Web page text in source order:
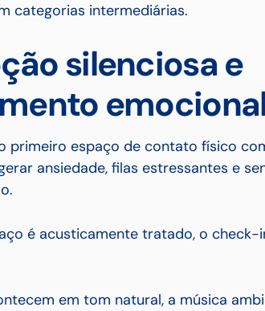
categorias intermediárias.
silenciosa e
primeiro espaço de contato físico
ansiedade, filas estressantes e
é acusticamente tratado, o
em tom natural, a música